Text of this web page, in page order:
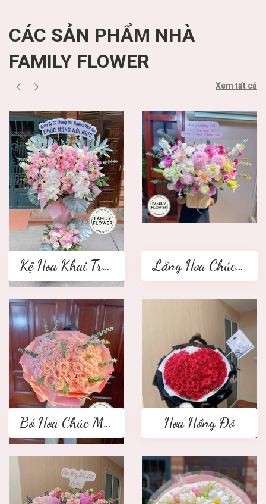
CÁC SẢN PHẨM NHÀ
FAMILY FLOWER
Xem tất cả
Kệ Hoa Khai Trương 2 tầng Lẵng Hoa Chúc Mừng
Bó Hoa Chúc Mừng Hoa Hồng Đỏ